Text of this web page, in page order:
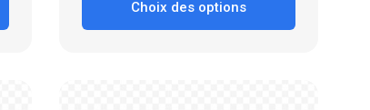
Choix des options